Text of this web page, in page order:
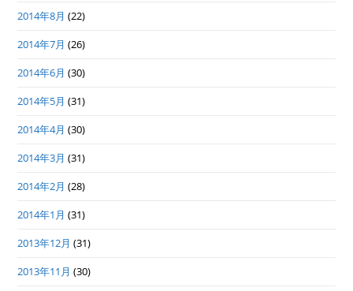
2014年8月 (22)
2014年7月 (26)
2014年6月 (30)
2014年5月 (31)
2014年4月 (30)
2014年3月 (31)
2014年2月 (28)
2014年1月 (31)
2013年12月 (31)
2013年11月 (30)